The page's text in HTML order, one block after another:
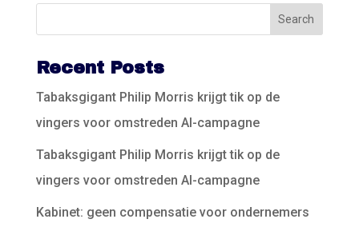
Recent Posts
Tabaksgigant Philip Morris krijgt tik op de
vingers voor omstreden AI-campagne
Tabaksgigant Philip Morris krijgt tik op de
vingers voor omstreden AI-campagne
Kabinet: geen compensatie voor ondernemers